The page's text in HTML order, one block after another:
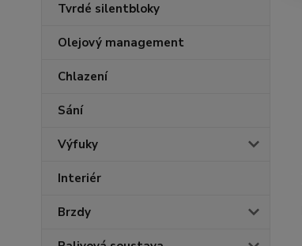
Tvrdé silentbloky
Olejový management
Chlazení
Sání
Výfuky
Interiér
Brzdy